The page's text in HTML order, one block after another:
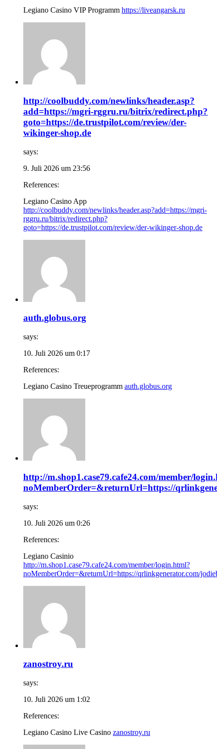
Legiano Casino VIP Programm https://liveangarsk.ru
http://coolbuddy.com/newlinks/header.asp?
add=https://mgri-rggru.ru/bitrix/redirect.php?
goto=https://de.trustpilot.com/review/der-
wikinger-shop.de
says:
9. Juli 2026 um 23:56
References:
Legiano Casino App
http://coolbuddy.com/newlinks/header.asp?add=https://mgri-
rggru.ru/bitrix/redirect.php?
goto=https://de.trustpilot.com/review/der-wikinger-shop.de
auth.globus.org
says:
10. Juli 2026 um 0:17
References:
Legiano Casino Treueprogramm auth.globus.org
http://m.shop1.case79.cafe24.com/member/
noMemberOrder=&returnUrl=https://
says:
10. Juli 2026 um 0:26
References:
Legiano Casinio
http://m.shop1.case79.cafe24.com/member/login.html?
noMemberOrder=&returnUrl=https://qrlinkgenerator.com/
zanostroy.ru
says:
10. Juli 2026 um 1:02
References:
Legiano Casino Live Casino zanostroy.ru